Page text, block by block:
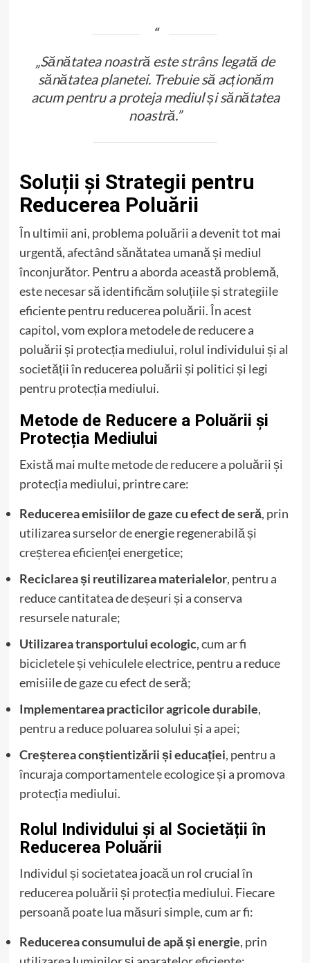
„Sănătatea noastră este strâns legată de
sănătatea planetei. Trebuie să acționăm
acum pentru a proteja mediul și sănătatea
noastră.”
Soluții și Strategii pentru
Reducerea Poluării
În ultimii ani, problema poluării a devenit tot mai
urgentă, afectând sănătatea umană și mediul
înconjurător. Pentru a aborda această problemă,
este necesar să identificăm soluțiile și strategiile
eficiente pentru reducerea poluării. În acest
capitol, vom explora metodele de reducere a
poluării și protecția mediului, rolul individului și al
societății în reducerea poluării și politici și legi
pentru protecția mediului.
Metode de Reducere a Poluării și
Protecția Mediului
Există mai multe metode de reducere a poluării și
protecția mediului, printre care:
Reducerea emisiilor de gaze cu efect de seră, prin
utilizarea surselor de energie regenerabilă și
creșterea eficienței energetice;
Reciclarea și reutilizarea materialelor, pentru a
reduce cantitatea de deșeuri și a conserva
resursele naturale;
Utilizarea transportului ecologic, cum ar fi
bicicletele și vehiculele electrice, pentru a reduce
emisiile de gaze cu efect de seră;
Implementarea practicilor agricole durabile,
pentru a reduce poluarea solului și a apei;
Creșterea conștientizării și educației, pentru a
încuraja comportamentele ecologice și a promova
protecția mediului.
Rolul Individului și al Societății în
Reducerea Poluării
Individul și societatea joacă un rol crucial în
reducerea poluării și protecția mediului. Fiecare
persoană poate lua măsuri simple, cum ar fi:
Reducerea consumului de apă și energie, prin